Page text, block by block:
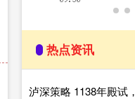
热点资讯
泸深策略 1138年殿试